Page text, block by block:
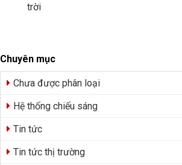
Chuyên mục
Chưa được phân loại
Hệ thống chiếu sáng
Tin tức
Tin tức thị trường
trời